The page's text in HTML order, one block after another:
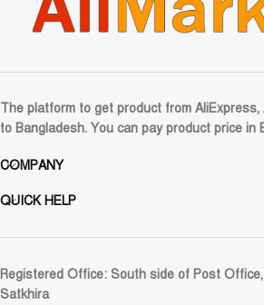
The platform to get product from AliExpress,
to Bangladesh. You can pay product price in
COMPANY
QUICK HELP
Registered Office: South side of Post
Satkhira